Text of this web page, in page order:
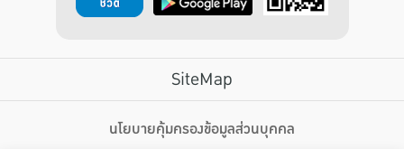
SiteMap
นโยบายคุ้มครองข้อมูลส่วนบุคคล